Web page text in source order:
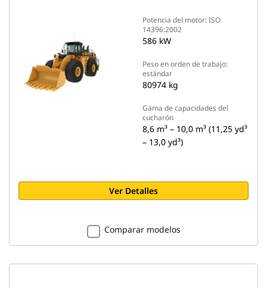
Potencia del motor: ISO
14396:2002
586 kW
Peso en orden de trabajo:
estándar
80974 kg
Gama de capacidades del
cucharón
8,6 m³ – 10,0 m³ (11,25 yd³
– 13,0 yd³)
Ver Detalles
Comparar modelos